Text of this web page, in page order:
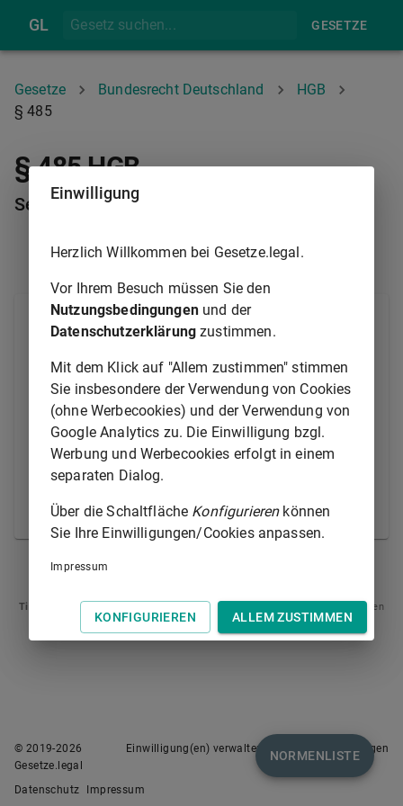
GL GESETZE
Gesetze Bundesrecht Deutschland
HGB
§ 485
§ 485 HGB
See- und Ladungstüchtigkeit
Der Verfrachter hat dafür zu sorgen, dass das Schiff
in seetüchtigem Stand, gehörig eingerichtet,
ausgerüstet, bemannt und mit genügenden Vorräten
versehen ist (Seetüchtigkeit) sowie dass sich die
Laderäume einschließlich der Kühl- und Gefrierräume
sowie alle anderen Teile des Schiffs, in oder auf
denen Güter verladen werden, in dem für die
Aufnahme, Beförderung und Erhaltung der Güter
(Ladungstüchtigkeit).
§ 484
Tipp
: Swipen Sie auf dem Bildschirm links oder rechts zur Navigation zwischen
Normen.
NORMENLISTE
© 2019-2026
Gesetze.legal
Einwilligung(en) verwalten Nutzungsbedingungen
Datenschutz Impressum
Einwilligung
Herzlich Willkommen bei Gesetze.legal.
Vor Ihrem Besuch müssen Sie den
Nutzungsbedingungenund der
Datenschutzerklärung zustimmen.
Mit dem Klick auf "Allem zustimmen" stimmen
Sie insbesondere der Verwendung von Cookies
(ohne Werbecookies) und der Verwendung von
Google Analytics zu. Die Einwilligung bzgl.
Werbung und Werbecookies erfolgt in einem
separaten Dialog.
Über die Schaltfläche Konfigurierenkönnen
Sie Ihre Einwilligungen/Cookies anpassen.
Impressum
KONFIGURIEREN ALLEM ZUSTIMMEN